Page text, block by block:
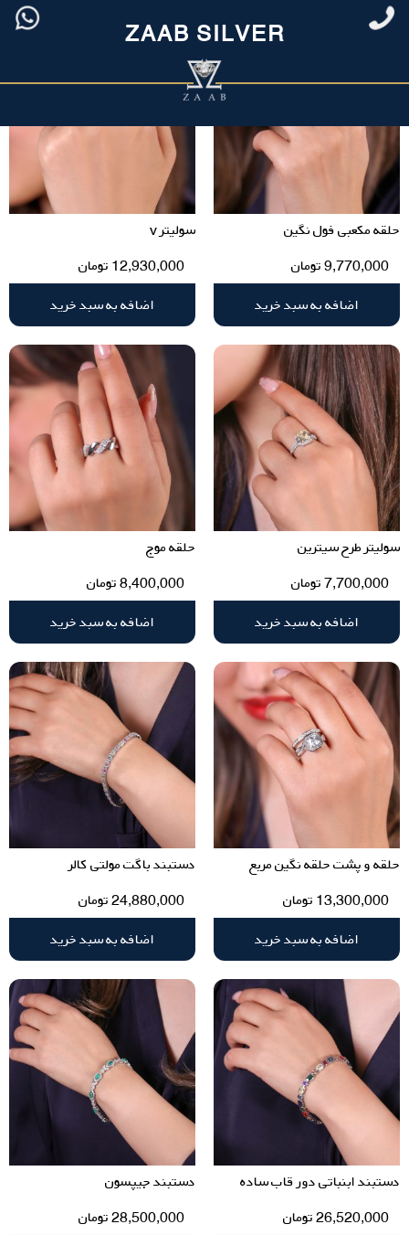
ZAAB SILVER
حلقه مکعبی فول نگین
9,770,000تومان
اضافه به سبد خرید
سولیتر v
12,930,000 تومان
اضافه به سبد خرید
سولیتر طرح سیترین
7,700,000تومان
اضافه به سبد خرید
حلقه موج
8,400,000تومان
اضافه به سبد خرید
حلقه و پشت حلقه نگین مربع
13,300,000 تومان
اضافه به سبد خرید
دستبند باگت مولتی کالر
24,880,000تومان
اضافه به سبد خرید
دستبند ابنباتی دور قاب ساده
26,520,000تومان
دستبند جیپسون
28,500,000تومان